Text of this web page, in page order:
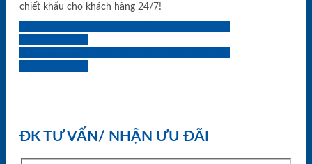
chiết khấu cho khách hàng 24/7!
ĐK TƯ VẤN/ NHẬN ƯU ĐÃI